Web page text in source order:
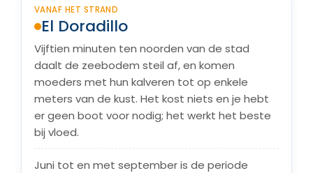
VANAF HET STRAND
El Doradillo
Vijftien minuten ten noorden van de stad
daalt de zeebodem steil af, en komen
moeders met hun kalveren tot op enkele
meters van de kust. Het kost niets en je hebt
er geen boot voor nodig; het werkt het beste
bij vloed.
Juni tot en met september is de periode